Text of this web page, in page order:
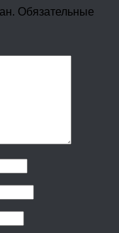
Обязательные